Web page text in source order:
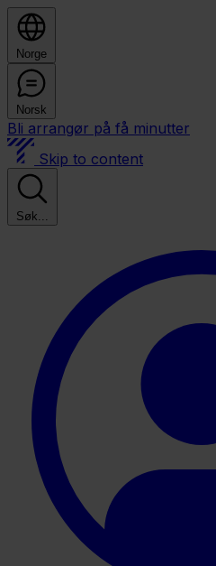
Norge
Norsk
Bli arrangør på få minutter
Skip to content
Søk...